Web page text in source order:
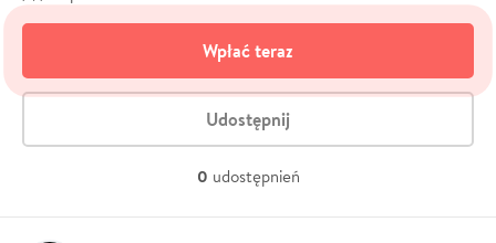
Wpłać teraz
Udostępnij
0 udostępnień